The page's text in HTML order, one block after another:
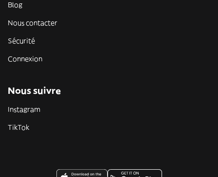
Blog
Nous contacter
Sécurité
Connexion
Nous suivre
Instagram
TikTok